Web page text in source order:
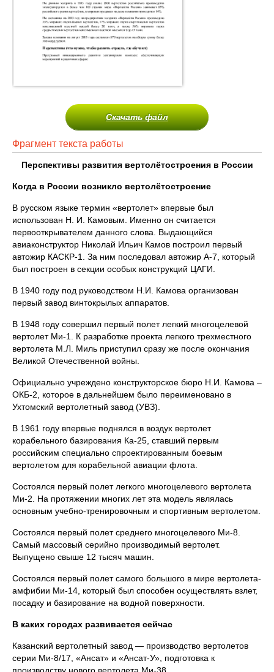
Скачать файл
Фрагмент текста работы
Перспективы развития вертолётостроения в России
Когда в России возникло вертолётостроение
В русском языке термин «вертолет» впервые был
использован Н. И. Камовым. Именно он считается
первооткрывателем данного слова. Выдающийся
авиаконструктор Николай Ильич Камов построил первый
автожир КАСКР-1. За ним последовал автожир А-7, который
был построен в секции особых конструкций ЦАГИ.
В 1940 году под руководством Н.И. Камова организован
первый завод винтокрылых аппаратов.
В 1948 году совершил первый полет легкий многоцелевой
вертолет Ми-1. К разработке проекта легкого трехместного
вертолета М.Л. Миль приступил сразу же после окончания
Великой Отечественной войны.
Официально учреждено конструкторское бюро Н.И. Камова –
ОКБ-2, которое в дальнейшем было переименовано в
Ухтомский вертолетный завод (УВЗ).
В 1961 году впервые поднялся в воздух вертолет
корабельного базирования Ка-25, ставший первым
российским специально спроектированным боевым
вертолетом для корабельной авиации флота.
Состоялся первый полет легкого многоцелевого вертолета
Ми-2. На протяжении многих лет эта модель являлась
основным учебно-тренировочным и спортивным вертолетом.
Состоялся первый полет среднего многоцелевого Ми-8.
Самый массовый серийно производимый вертолет.
Выпущено свыше 12 тысяч машин.
Состоялся первый полет самого большого в мире вертолета-
амфибии Ми-14, который был способен осуществлять взлет,
посадку и базирование на водной поверхности.
В каких городах развивается сейчас
Казанский вертолетный завод — производство вертолетов
серии Ми-8/17, «Ансат» и «Ансат-У», подготовка к